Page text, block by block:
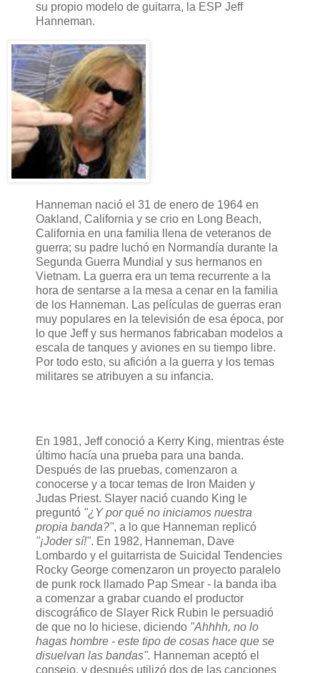
su propio modelo de guitarra, la ESP Jeff
Hanneman.
Hanneman nació el 31 de enero de 1964 en
Oakland, California y se crio en Long Beach,
California en una familia llena de veteranos de
guerra; su padre luchó en Normandía durante la
Segunda Guerra Mundial y sus hermanos en
Vietnam. La guerra era un tema recurrente a la
hora de sentarse a la mesa a cenar en la familia
de los Hanneman. Las películas de guerras eran
muy populares en la televisión de esa época, por
lo que Jeff y sus hermanos fabricaban modelos a
escala de tanques y aviones en su tiempo libre.
Por todo esto, su afición a la guerra y los temas
militares se atribuyen a su infancia.
En 1981, Jeff conoció a Kerry King, mientras éste
último hacía una prueba para una banda.
Después de las pruebas, comenzaron a
conocerse y a tocar temas de Iron Maiden y
Judas Priest. Slayer nació cuando King le
preguntó "¿Y por qué no iniciamos nuestra
propia banda?", a lo que Hanneman replicó
"¡Joder sí!". En 1982, Hanneman, Dave
Lombardo y el guitarrista de Suicidal Tendencies
Rocky George comenzaron un proyecto paralelo
de punk rock llamado Pap Smear - la banda iba
a comenzar a grabar cuando el productor
discográfico de Slayer Rick Rubin le persuadió
de que no lo hiciese, diciendo "Ahhhh, no lo
hagas hombre - este tipo de cosas hace que se
disuelvan las bandas". Hanneman aceptó el
consejo, y después utilizó dos de las canciones